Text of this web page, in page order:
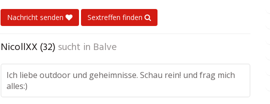
Nachricht senden Sextreffen finden
NicollXX (32) sucht in Balve
Ich liebe outdoor und geheimnisse. Schau rein! und frag mich
alles:)